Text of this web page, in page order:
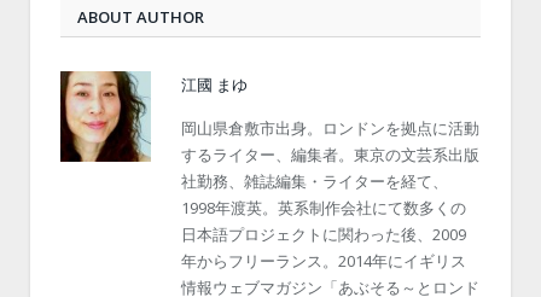
ABOUT AUTHOR
江國 まゆ
岡山県倉敷市出身。ロンドンを拠点に活動
するライター、編集者。東京の文芸系出版
社勤務、雑誌編集・ライターを経て、
1998年渡英。英系制作会社にて数多くの
日本語プロジェクトに関わった後、2009
年からフリーランス。2014年にイギリス
情報ウェブマガジン「あぶそる～とロンド